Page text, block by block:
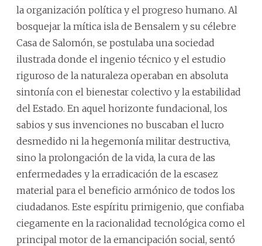
la organización política y el progreso humano. Al
bosquejar la mítica isla de Bensalem y su célebre
Casa de Salomón, se postulaba una sociedad
ilustrada donde el ingenio técnico y el estudio
riguroso de la naturaleza operaban en absoluta
sintonía con el bienestar colectivo y la estabilidad
del Estado. En aquel horizonte fundacional, los
sabios y sus invenciones no buscaban el lucro
desmedido ni la hegemonía militar destructiva,
sino la prolongación de la vida, la cura de las
enfermedades y la erradicación de la escasez
material para el beneficio armónico de todos los
ciudadanos. Este espíritu primigenio, que confiaba
ciegamente en la racionalidad tecnológica como el
principal motor de la emancipación social, sentó